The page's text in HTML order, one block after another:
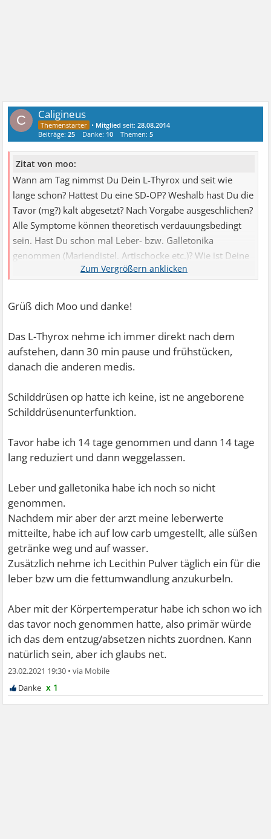
C Caligineus
• Mitglied seit:28.08.2014
Beiträge:25 Danke: 10 Themen:5
Zitat von moo:
Wann am Tag nimmst Du Dein L-Thyrox und seit wie
lange schon? Hattest Du eine SD-OP? Weshalb hast Du die
Tavor (mg?) kalt abgesetzt? Nach Vorgabe ausgeschlichen?
Alle Symptome können theoretisch verdauungsbedingt
sein. Hast Du schon mal Leber- bzw. Galletonika
genommen (Mariendistel. Artischocke etc.)? Wie ist Deine
Grüß dich Moo und danke!
Das L-Thyrox nehme ich immer direkt nach dem
aufstehen, dann 30 min pause und frühstücken,
danach die anderen medis.
Schilddrüsen op hatte ich keine, ist ne angeborene
Schilddrüsenunterfunktion.
Tavor habe ich 14 tage genommen und dann 14 tage
lang reduziert und dann weggelassen.
Leber und galletonika habe ich noch so nicht
genommen.
Nachdem mir aber der arzt meine leberwerte
mitteilte, habe ich auf low carb umgestellt, alle süßen
getränke weg und auf wasser.
Zusätzlich nehme ich Lecithin Pulver täglich ein für die
leber bzw um die fettumwandlung anzukurbeln.
Aber mit der Körpertemperatur habe ich schon wo ich
das tavor noch genommen hatte, also primär würde
ich das dem entzug/absetzen nichts zuordnen. Kann
natürlich sein, aber ich glaubs net.
23.02.2021 19:30 •
x 1